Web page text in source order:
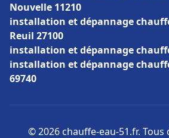
Nouvelle 11210
installation et dépannage
Reuil 27100
installation et dépannage
installation et dépannage
69740
© 2026 chauffe-eau-51.fr.